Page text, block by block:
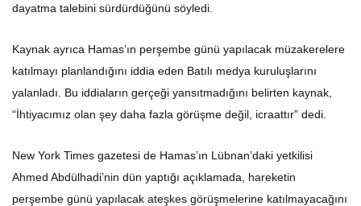
dayatma talebini sürdürdüğünü söyledi.
Kaynak ayrıca Hamas’ın perşembe günü yapılacak müzakerelere
katılmayı planlandığını iddia eden Batılı medya kuruluşlarını
yalanladı. Bu iddiaların gerçeği yansıtmadığını belirten kaynak,
“İhtiyacımız olan şey daha fazla görüşme değil, icraattır” dedi.
New York Times gazetesi de Hamas’ın Lübnan’daki yetkilisi
Ahmed Abdülhadi’nin dün yaptığı açıklamada, hareketin
perşembe günü yapılacak ateşkes görüşmelerine katılmayacağını